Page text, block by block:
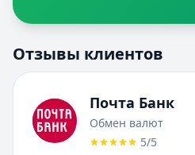
Отзывы клиентов
Почта Банк
Обмен валют
5/5